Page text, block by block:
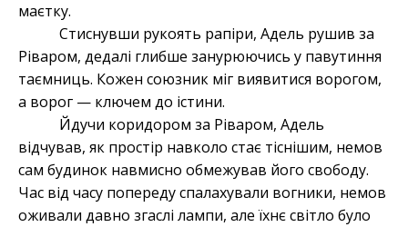
маєтку.
Стиснувши рукоять рапіри, Адель рушив за
Ріваром, дедалі глибше занурюючись у павутиння
таємниць. Кожен союзник міг виявитися ворогом,
а ворог — ключем до істини.
Йдучи коридором за Ріваром, Адель
відчував, як простір навколо стає тіснішим, немов
сам будинок навмисно обмежував його свободу.
Час від часу попереду спалахували вогники, немов
оживали давно згаслі лампи, але їхнє світло було